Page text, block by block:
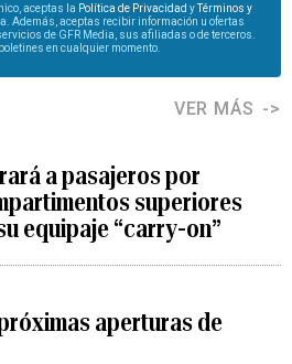
aceptas la Política de Privacidad yTérminos y
Además, aceptas recibir información u ofertas
de GFR Media, sus afiliadas o de terceros.
en cualquier momento.
VER MÁS
a pasajeros por
superiores
equipaje “carry-on”
aperturas de